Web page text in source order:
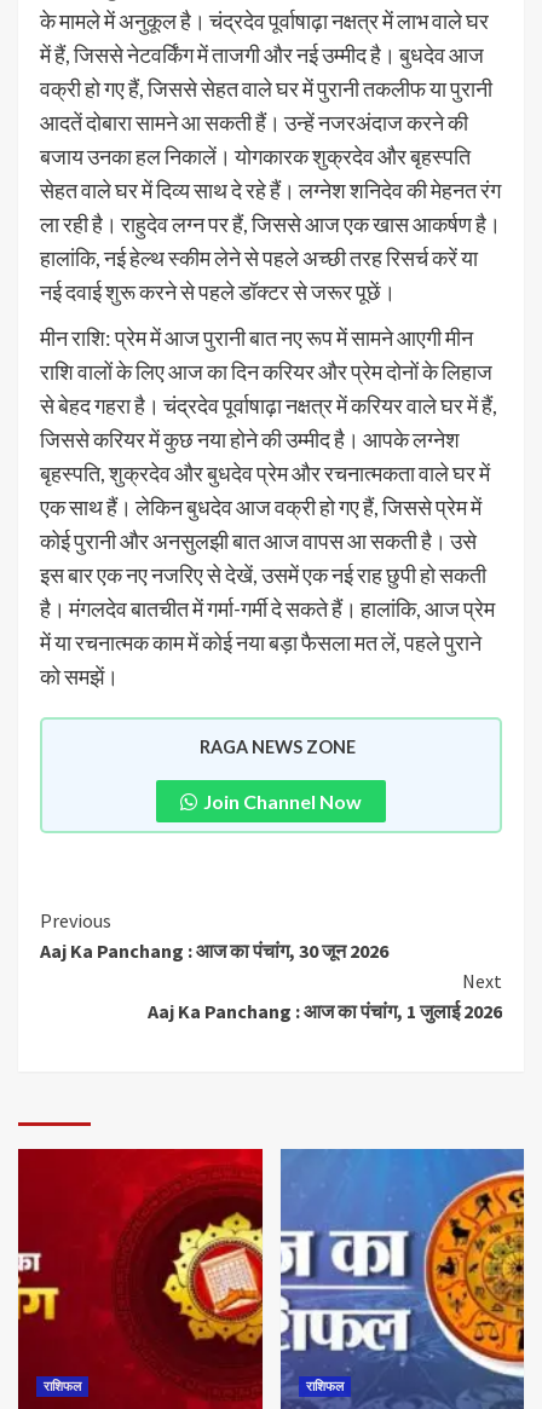
के मामले में अनुकूल है। चंद्रदेव पूर्वाषाढ़ा नक्षत्र में लाभ वाले घर
में हैं, जिससे नेटवर्किंग में ताजगी और नई उम्मीद है। बुधदेव आज
वक्री हो गए हैं, जिससे सेहत वाले घर में पुरानी तकलीफ या पुरानी
आदतें दोबारा सामने आ सकती हैं। उन्हें नजरअंदाज करने की
बजाय उनका हल निकालें। योगकारक शुक्रदेव और बृहस्पति
सेहत वाले घर में दिव्य साथ दे रहे हैं। लग्नेश शनिदेव की मेहनत रंग
ला रही है। राहुदेव लग्न पर हैं, जिससे आज एक खास आकर्षण है।
हालांकि, नई हेल्थ स्कीम लेने से पहले अच्छी तरह रिसर्च करें या
नई दवाई शुरू करने से पहले डॉक्टर से जरूर पूछें।
मीन राशि: प्रेम में आज पुरानी बात नए रूप में सामने आएगी मीन
राशि वालों के लिए आज का दिन करियर और प्रेम दोनों के लिहाज
से बेहद गहरा है। चंद्रदेव पूर्वाषाढ़ा नक्षत्र में करियर वाले घर में हैं,
जिससे करियर में कुछ नया होने की उम्मीद है। आपके लग्नेश
बृहस्पति, शुक्रदेव और बुधदेव प्रेम और रचनात्मकता वाले घर में
एक साथ हैं। लेकिन बुधदेव आज वक्री हो गए हैं, जिससे प्रेम में
कोई पुरानी और अनसुलझी बात आज वापस आ सकती है। उसे
इस बार एक नए नजरिए से देखें, उसमें एक नई राह छुपी हो सकती
है। मंगलदेव बातचीत में गर्मा-गर्मी दे सकते हैं। हालांकि, आज प्रेम
में या रचनात्मक काम में कोई नया बड़ा फैसला मत लें, पहले पुराने
को समझें।
RAGA NEWS ZONE
Join Channel Now
Previous
Aaj Ka Panchang : आज का पंचांग, 30 जून 2026
Next
Aaj Ka Panchang : आज का पंचांग, 1 जुलाई 2026
राशिफल राशिफल